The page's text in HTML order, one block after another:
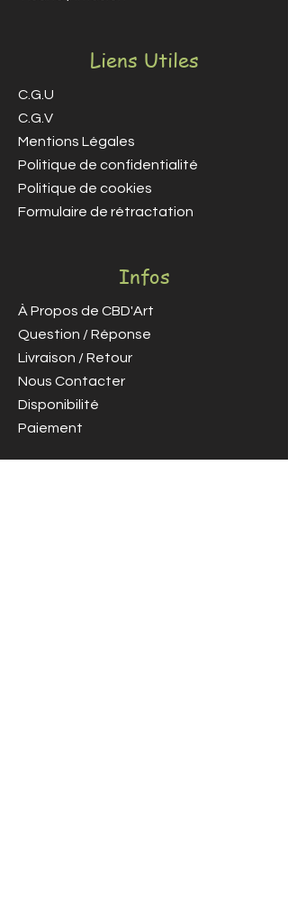
Liens Utiles
C.G.U
C.G.V
Mentions Légales
Politique de confidentialité
Politique de cookies
Formulaire de rétractation
Infos
À Propos de CBD'Art
Question / Réponse
Livraison / Retour
Nous Contacter
Disponibilité
Paiement